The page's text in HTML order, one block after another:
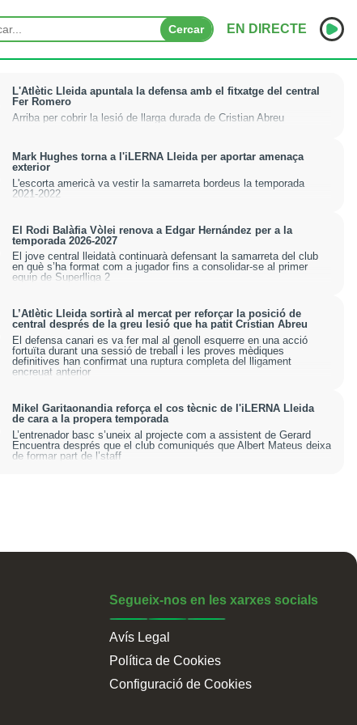
Cercar EN DIRECTE
INICI
NOTÍCIES
PODCASTS
PROGRAMES
CONTACTE
L'Atlètic Lleida apuntala la defensa amb el fitxatge del central
Fer Romero
Arriba per cobrir la lesió de llarga durada de Cristian Abreu
Mark Hughes torna a l'iLERNA Lleida per aportar amenaça
exterior
L'escorta americà va vestir la samarreta bordeus la temporada
2021-2022
El Rodi Balàfia Vòlei renova a Edgar Hernández per a la
temporada 2026-2027
El jove central lleidatà continuarà defensant la samarreta del club
en què s’ha format com a jugador fins a consolidar-se al primer
equip de Superlliga 2
L’Atlètic Lleida sortirà al mercat per reforçar la posició de
central després de la greu lesió que ha patit Cristian Abreu
El defensa canari es va fer mal al genoll esquerre en una acció
fortuïta durant una sessió de treball i les proves mèdiques
definitives han confirmat una ruptura completa del lligament
encreuat anterior
Mikel Garitaonandia reforça el cos tècnic de l'iLERNA Lleida
de cara a la propera temporada
L’entrenador basc s’uneix al projecte com a assistent de Gerard
Encuentra després que el club comuniqués que Albert Mateus deixa
de formar part de l’staff
Segueix-nos en les xarxes socials
Avís Legal
Política de Cookies
Configuració de Cookies